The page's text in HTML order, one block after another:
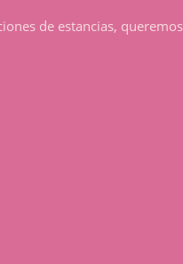
de estancias,